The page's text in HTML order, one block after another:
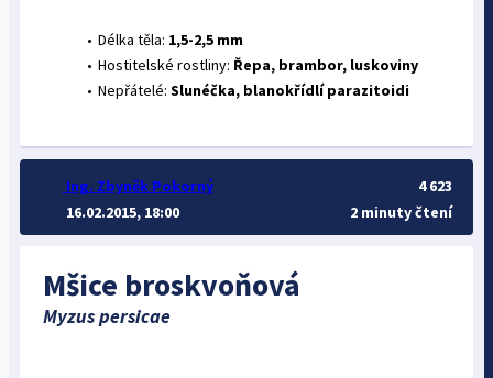
Mšice broskvoňová
Myzus persicae
Délka těla: 1,5-2,5 mm
Hostitelské rostliny: Řepa, brambor, luskoviny
Nepřátelé: Slunéčka, blanokřídlí parazitoidi
Ing. Zbyněk Pokorný
16.02.2015, 18:00
4 623
2 minuty čtení